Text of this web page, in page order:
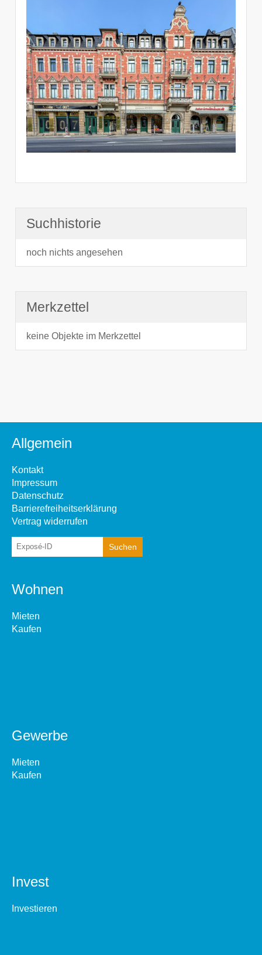
Suchhistorie
noch nichts angesehen
Merkzettel
keine Objekte im Merkzettel
Allgemein
Kontakt
Impressum
Datenschutz
Barrierefreiheitserklärung
Vertrag widerrufen
Wohnen
Mieten
Kaufen
Gewerbe
Mieten
Kaufen
Invest
Investieren